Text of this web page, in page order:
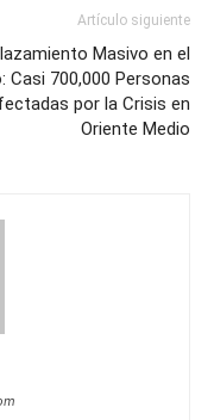
Artículo siguiente
Masivo en el
Casi 700,000 Personas
por la Crisis en
Oriente Medio